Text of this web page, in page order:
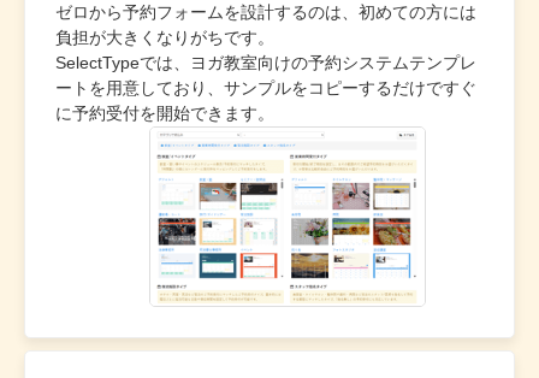
ゼロから予約フォームを設計するのは、初めての方には
負担が大きくなりがちです。
SelectTypeでは、ヨガ教室向けの予約システムテンプレ
ートを用意しており、サンプルをコピーするだけですぐ
に予約受付を開始できます。